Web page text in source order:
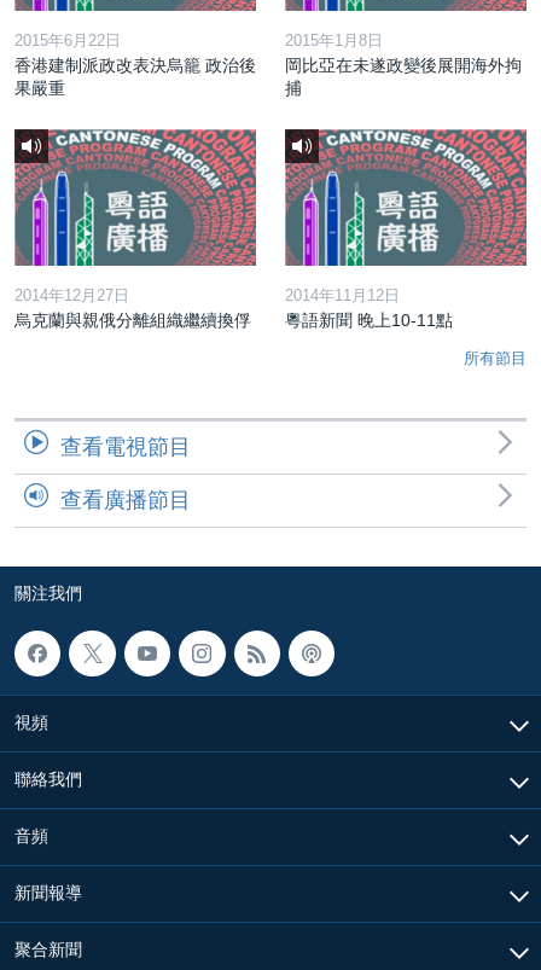
2015年6月22日
香港建制派政改表決烏籠 政治後
果嚴重
2015年1月8日
岡比亞在未遂政變後展開海外拘
捕
2014年12月27日
烏克蘭與親俄分離組織繼續換俘
2014年11月12日
粵語新聞 晚上10-11點
所有節目
查看電視節目
查看廣播節目
關注我們
視頻
聯絡我們
音頻
新聞報導
聚合新聞